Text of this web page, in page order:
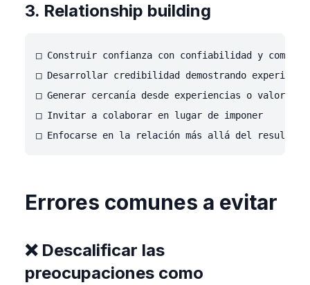
3. Relationship building
□ Construir confianza con confiabilidad y
□ Desarrollar credibilidad demostrando
□ Generar cercanía desde experiencias o valores
□ Invitar a colaborar en lugar de imponer
Errores comunes a evitar
❌ Descalificar las
preocupaciones como